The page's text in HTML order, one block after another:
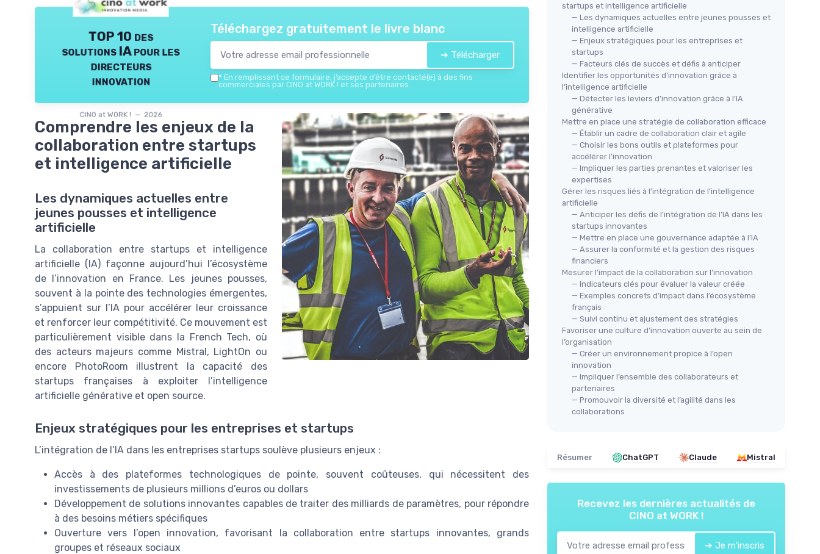
TOP 10 des
solutions IA pour les
directeurs
innovation
CINO at WORK ! — 2026
Téléchargez gratuitement le livre blanc
➔ Télécharger
* En remplissant ce formulaire, j’accepte d’être contacté(e) à des fins
commerciales par CINO at WORK ! et ses partenaires.
Comprendre les enjeux de la
collaboration entre startups
et intelligence artificielle
Les dynamiques actuelles entre
jeunes pousses et intelligence
artificielle
La collaboration entre startups et intelligence
artificielle (IA) façonne aujourd’hui l’écosystème
de l’innovation en France. Les jeunes pousses,
souvent à la pointe des technologies émergentes,
s’appuient sur l’IA pour accélérer leur croissance
et renforcer leur compétitivité. Ce mouvement est
particulièrement visible dans la French Tech, où
des acteurs majeurs comme Mistral, LightOn ou
encore PhotoRoom illustrent la capacité des
startups françaises à exploiter l’intelligence
artificielle générative et open source.
Enjeux stratégiques pour les entreprises et startups
L’intégration de l’IA dans les entreprises startups soulève plusieurs enjeux :
Accès à des plateformes technologiques de pointe, souvent coûteuses, qui nécessitent des
investissements de plusieurs millions d’euros ou dollars
Développement de solutions innovantes capables de traiter des milliards de paramètres, pour répondre
à des besoins métiers spécifiques
Ouverture vers l’open innovation, favorisant la collaboration entre startups innovantes, grands
groupes et réseaux sociaux
startups et intelligence artificielle
— Les dynamiques actuelles entre jeunes pousses et
intelligence artificielle
— Enjeux stratégiques pour les entreprises et
startups
— Facteurs clés de succès et défis à anticiper
Identifier les opportunités d’innovation grâce à
l’intelligence artificielle
— Détecter les leviers d’innovation grâce à l’IA
générative
Mettre en place une stratégie de collaboration efficace
— Établir un cadre de collaboration clair et agile
— Choisir les bons outils et plateformes pour
accélérer l’innovation
— Impliquer les parties prenantes et valoriser les
expertises
Gérer les risques liés à l’intégration de l’intelligence
artificielle
— Anticiper les défis de l’intégration de l’IA dans les
startups innovantes
— Mettre en place une gouvernance adaptée à l’IA
— Assurer la conformité et la gestion des risques
financiers
Mesurer l’impact de la collaboration sur l’innovation
— Indicateurs clés pour évaluer la valeur créée
— Exemples concrets d’impact dans l’écosystème
français
— Suivi continu et ajustement des stratégies
Favoriser une culture d’innovation ouverte au sein de
l’organisation
— Créer un environnement propice à l’open
innovation
— Impliquer l’ensemble des collaborateurs et
partenaires
— Promouvoir la diversité et l’agilité dans les
collaborations
Résumer ChatGPT Claude Mistral
Recevez les dernières actualités de
CINO at WORK !
➔ Je m'inscris